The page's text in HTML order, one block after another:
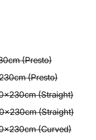
(Presto)
(Presto)
(Straight)
(Straight)
(Curved)